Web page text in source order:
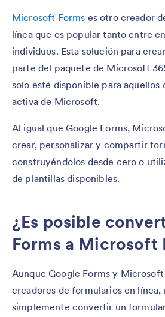
Microsoft Forms es otro creador
línea que es popular tanto entre
individuos. Esta solución para
parte del paquete de Microsoft
solo esté disponible para aquellos
activa de Microsoft.
Al igual que Google Forms,
crear, personalizar y compartir
construyéndolos desde cero o
de plantillas disponibles.
¿Es posible
Forms a Microsoft
Aunque Google Forms y
creadores de formularios en línea,
simplemente convertir un